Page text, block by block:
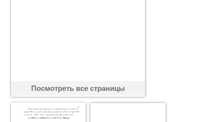
Посмотреть все страницы